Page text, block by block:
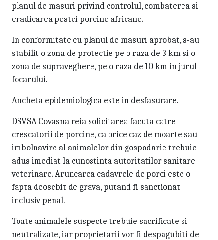
planul de masuri privind controlul, combaterea si
eradicarea pestei porcine africane.
In conformitate cu planul de masuri aprobat, s-au
stabilit o zona de protectie pe o raza de 3 km si o
zona de supraveghere, pe o raza de 10 km in jurul
focarului.
Ancheta epidemiologica este in desfasurare.
DSVSA Covasna reia solicitarea facuta catre
crescatorii de porcine, ca orice caz de moarte sau
imbolnavire al animalelor din gospodarie trebuie
adus imediat la cunostinta autoritatilor sanitare
veterinare. Aruncarea cadavrele de porci este o
fapta deosebit de grava, putand fi sanctionat
inclusiv penal.
Toate animalele suspecte trebuie sacrificate si
neutralizate, iar proprietarii vor fi despagubiti de